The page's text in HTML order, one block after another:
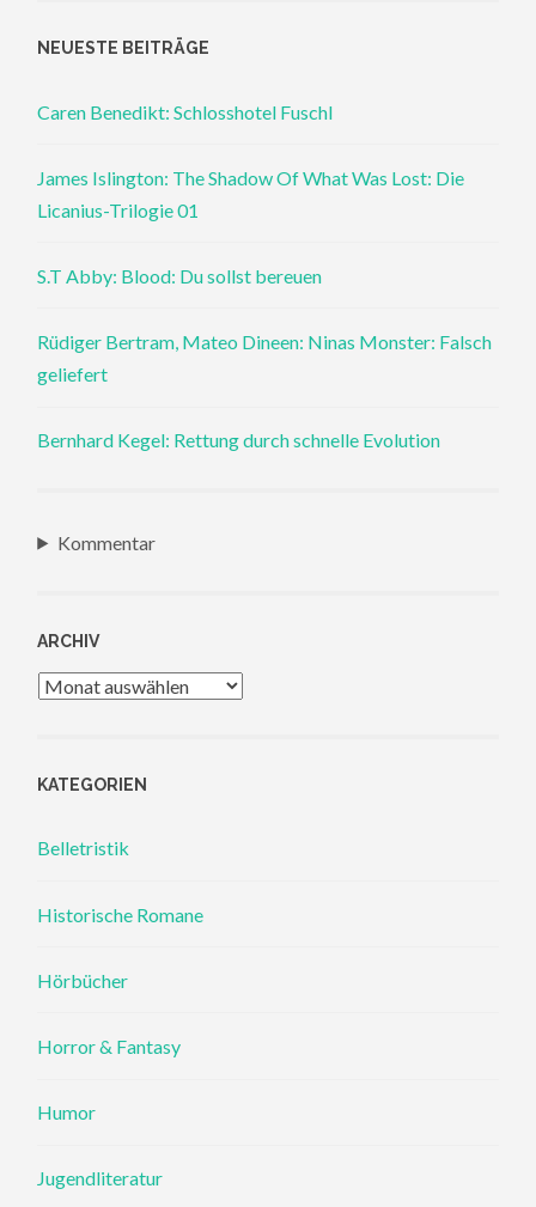
NEUESTE BEITRÄGE
Caren Benedikt: Schlosshotel Fuschl
James Islington: The Shadow Of What Was Lost: Die
Licanius-Trilogie 01
S.T Abby: Blood: Du sollst bereuen
Rüdiger Bertram, Mateo Dineen: Ninas Monster: Falsch
geliefert
Bernhard Kegel: Rettung durch schnelle Evolution
Kommentar
ARCHIV
Archiv
KATEGORIEN
Belletristik
Historische Romane
Hörbücher
Horror & Fantasy
Humor
Jugendliteratur